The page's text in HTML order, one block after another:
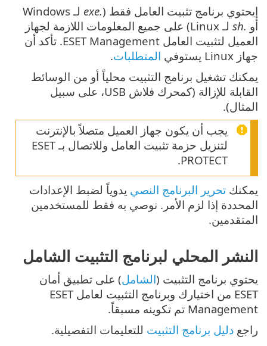
إيحتوي برنامج تثبيت العامل فقط (.exe
لـ Windows
أو .sh
لـ Linux) على جميع المعلومات اللازمة لجهاز
العميل لتثبيت العامل ESET Management. تأكد أن
جهاز Linux يستوفي
المتطلبات.
يمكنك تشغيل برنامج التثبيت محلياً أو من الوسائط
القابلة للإزالة (كمحرك فلاش USB، على سبيل
المثال).
يجب أن يكون جهاز العميل متصلاً بالإنترنت
لتنزيل حزمة تثبيت العامل وللاتصال بـ ESET
PROTECT.
يمكنك تحرير البرنامج النصي يدوياً لضبط الإعدادات
المحددة إذا لزم الأمر. نوصي به فقط للمستخدمين
المتقدمين.
النشر المحلي لبرنامج التثبيت الشامل
يحتوي برنامج التثبيت (الشامل) على تطبيق أمان
ESET من اختيارك وبرنامج التثبيت لعامل ESET
Management تم تكوينه مسبقاً.
راجع دليل برنامج التثبيت للتعليمات التفصيلية.